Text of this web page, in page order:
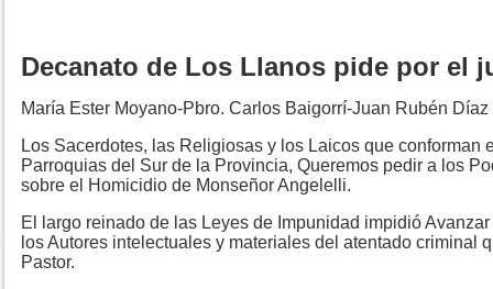
Decanato de Los Llanos pide por el
María Ester Moyano-Pbro. Carlos Baigorrí-Juan Rubén Díaz
Los Sacerdotes, las Religiosas y los Laicos que conforman
Parroquias del Sur de la Provincia, Queremos pedir a los
sobre el Homicidio de Monseñor Angelelli.
El largo reinado de las Leyes de Impunidad impidió
los Autores intelectuales y materiales del atentado criminal
Pastor.